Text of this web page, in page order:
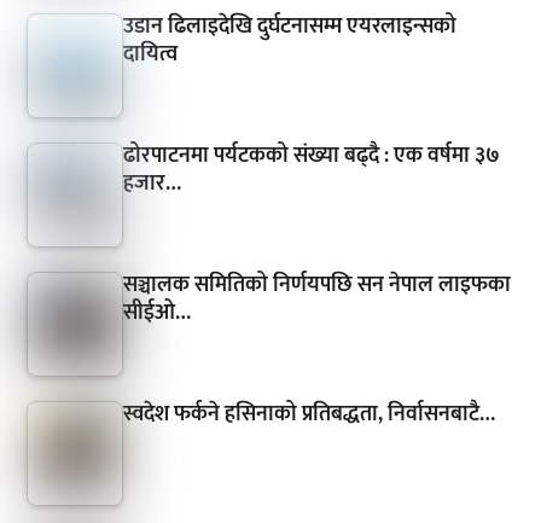
उडान ढिलाइदेखि दुर्घटनासम्म एयरलाइन्सको
दायित्व
ढोरपाटनमा पर्यटकको संख्या बढ्दै : एक वर्षमा ३७
हजार…
सञ्चालक समितिको निर्णयपछि सन नेपाल लाइफका
सीईओ…
स्वदेश फर्कने हसिनाको प्रतिबद्धता, निर्वासनबाटै…